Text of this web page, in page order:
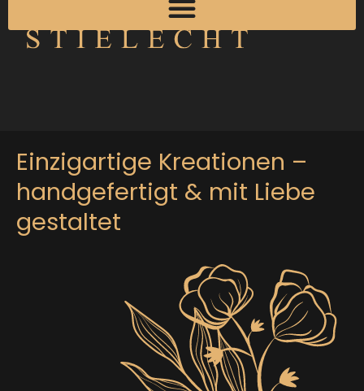
Einzigartige Kreationen –
handgefertigt & mit Liebe
gestaltet